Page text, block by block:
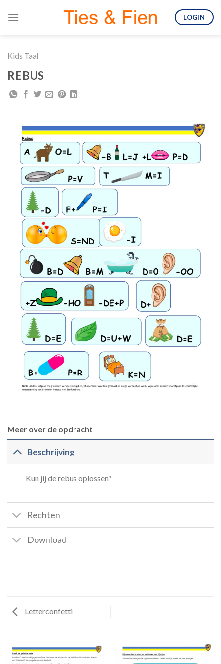
LOGIN
Kids Taal
REBUS
Meer over de opdracht
Beschrijving
Kun jij de rebus oplossen?
Rechten
Download
Letterconfetti